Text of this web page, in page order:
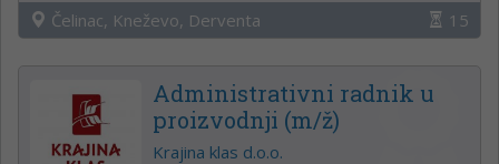
Čelinac, Kneževo, Derventa 15
Administrativni radnik u
proizvodnji (m/ž)
Krajina klas d.o.o.